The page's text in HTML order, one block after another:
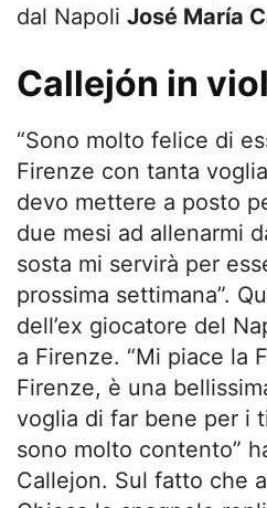
dal Napoli José María
Callejón in
“Sono molto felice di
Firenze con tanta
devo mettere a posto
due mesi ad allenarmi
sosta mi servirà per
prossima settimana”.
dell’ex giocatore del
a Firenze. “Mi piace la
Firenze, è una
voglia di far bene per i
sono molto contento”
Callejon. Sul fatto che